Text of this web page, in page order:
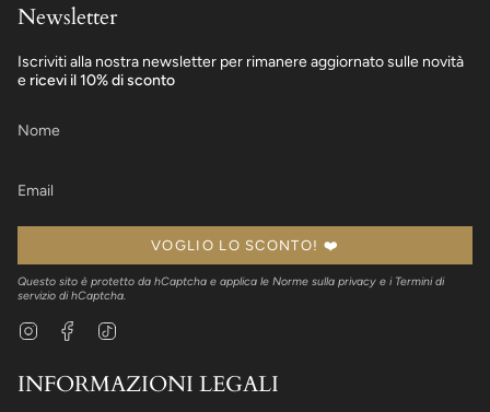
Newsletter
Iscriviti alla nostra newsletter per rimanere aggiornato sulle novità
e ricevi il 10% di sconto
VOGLIO LO SCONTO! ❤️
Questo sito è protetto da hCaptcha e applica le Norme sulla privacy e i Termini di
servizio di hCaptcha.
InstagramFacebook
INFORMAZIONI LEGALI